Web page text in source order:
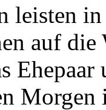
leisten
auf